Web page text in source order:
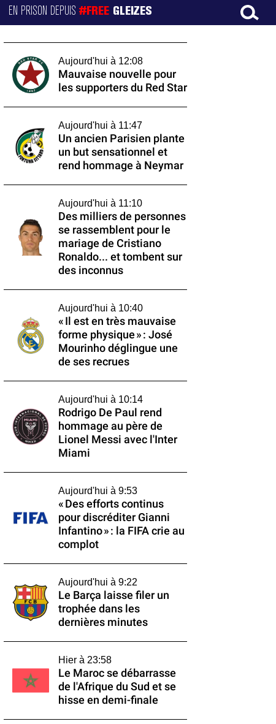
EN PRISON DEPUIS#FREE GLEIZES
Aujourd'hui à 12:08
Mauvaise nouvelle pour
les supporters du Red Star
Aujourd'hui à 11:47
Un ancien Parisien plante
un but sensationnel et
rend hommage à Neymar
Aujourd'hui à 11:10
Des milliers de personnes
se rassemblent pour le
mariage de Cristiano
Ronaldo... et tombent sur
des inconnus
Aujourd'hui à 10:40
« Il est en très mauvaise
forme physique » : José
Mourinho déglingue une
de ses recrues
Aujourd'hui à 10:14
Rodrigo De Paul rend
hommage au père de
Lionel Messi avec l'Inter
Miami
Aujourd'hui à 9:53
« Des efforts continus
pour discréditer Gianni
Infantino » : la FIFA crie au
complot
Aujourd'hui à 9:22
Le Barça laisse filer un
trophée dans les
dernières minutes
Hier à 23:58
Le Maroc se débarrasse
de l'Afrique du Sud et se
hisse en demi-finale